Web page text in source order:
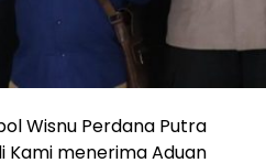
Wisnu Perdana Putra
Kami menerima Aduan